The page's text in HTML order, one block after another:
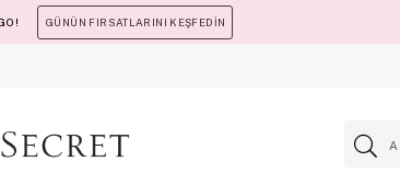
GÜNÜN FIRSATLARINI KEŞFEDİN